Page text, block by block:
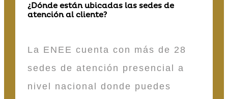
¿Dónde están ubicadas las sedes de
atención al cliente?
La ENEE cuenta con más de 28
sedes de atención presencial a
nivel nacional donde puedes